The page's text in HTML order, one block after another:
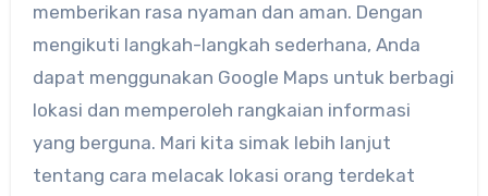
memberikan rasa nyaman dan aman. Dengan
mengikuti langkah-langkah sederhana, Anda
dapat menggunakan Google Maps untuk berbagi
lokasi dan memperoleh rangkaian informasi
yang berguna. Mari kita simak lebih lanjut
tentang ​cara melacak lokasi orang terdekat